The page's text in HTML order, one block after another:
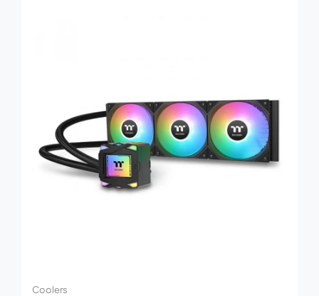
Coolers